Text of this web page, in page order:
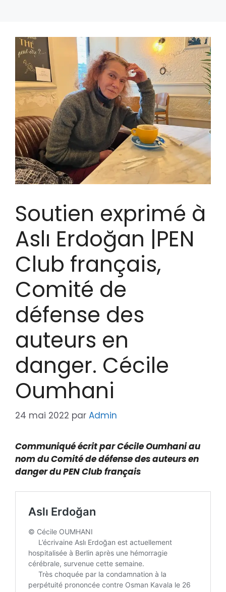
Soutien exprimé à
Aslı Erdoğan |PEN
Club français,
Comité de
défense des
auteurs en
danger. Cécile
Oumhani
24 mai 2022 par Admin
Communiqué écrit par Cécile Oumhani au
nom du Comité de défense des auteurs en
danger du PEN Club français